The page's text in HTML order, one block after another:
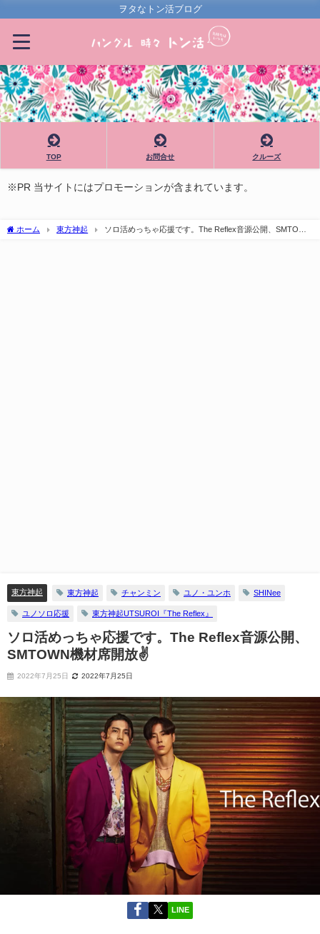
ヲタなトン活ブログ
TOP お問合せ クルーズ
※PR 当サイトにはプロモーションが含まれています。
ホーム 東方神起
ソロ活めっちゃ応援です。The Reflex音源公開、SMTOWN
東方神起 東方神起 チャンミン ユノ・ユンホ SHINee
ユノソロ応援 東方神起UTSUROI『The Reflex』
ソロ活めっちゃ応援です。The Reflex音源公開、
SMTOWN機材席開放✌
2022年7月25日 2022年7月25日
LINE